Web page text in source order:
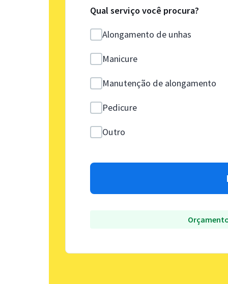
Qual serviço você procura?
Alongamento de unhas
Manicure
Manutenção de alongamento
Pedicure
Outro